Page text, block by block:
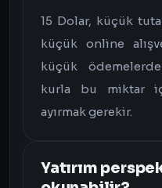
15 Dolar, küçük
küçük online
küçük
kurla bu miktar
ayırmak gerekir.
Yatırım